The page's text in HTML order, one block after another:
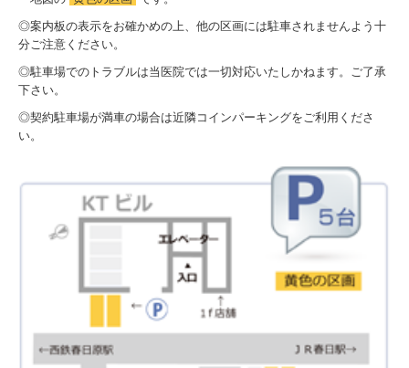
◎案内板の表示をお確かめの上、他の区画には駐車されませんよう十
分ご注意ください。
◎駐車場でのトラブルは当医院では一切対応いたしかねます。ご了承
下さい。
◎契約駐車場が満車の場合は近隣コインパーキングをご利用くださ
い。